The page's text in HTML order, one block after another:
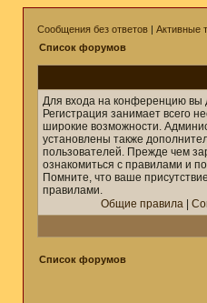
Сообщения без ответов | Активные
Список форумов
Для входа на конференцию вы
Регистрация занимает всего
широкие возможности.
установлены также
пользователей. Прежде чем
ознакомиться с правилами и
Помните, что ваше
правилами.
Общие правила
Список форумов